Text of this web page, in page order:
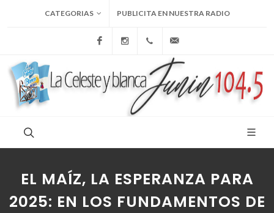
CATEGORIAS PUBLICITA EN NUESTRA RADIO
FacebookInstagram+54 9 236 465-4833
EL MAÍZ, LA ESPERANZA PARA
2025: EN LOS FUNDAMENTOS DE